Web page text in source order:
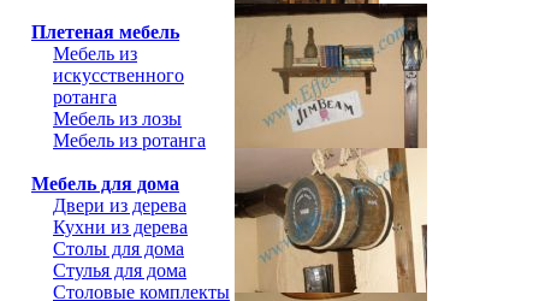
Плетеная мебель
Мебель из
искусственного
ротанга
Мебель из лозы
Мебель из ротанга
Мебель для дома
Двери из дерева
Кухни из дерева
Столы для дома
Стулья для дома
Столовые комплекты